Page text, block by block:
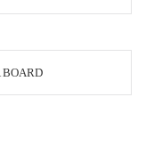
BOARD